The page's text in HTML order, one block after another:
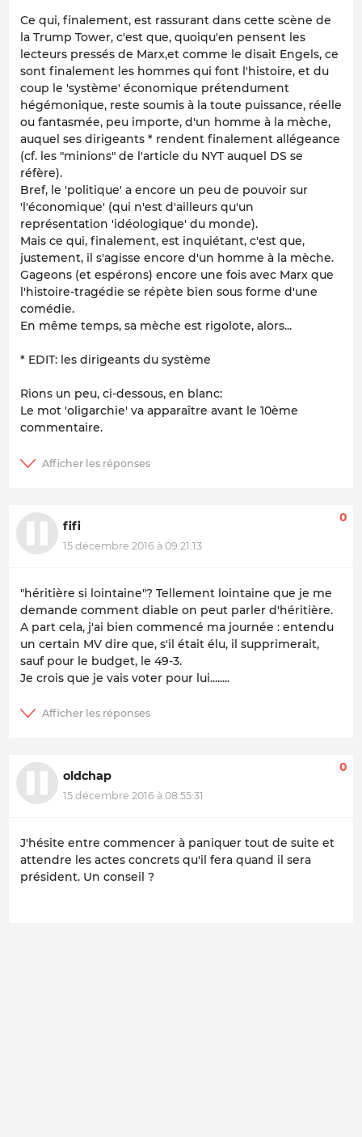
Ce qui, finalement, est rassurant dans cette scène de
la Trump Tower, c'est que, quoiqu'en pensent les
lecteurs pressés de Marx,et comme le disait Engels, ce
sont finalement les hommes qui font l'histoire, et du
coup le 'système' économique prétendument
hégémonique, reste soumis à la toute puissance, réelle
ou fantasmée, peu importe, d'un homme à la mèche,
auquel ses dirigeants * rendent finalement allégeance
(cf. les "minions" de l'article du NYT auquel DS se
réfère).
Bref, le 'politique' a encore un peu de pouvoir sur
'l'économique' (qui n'est d'ailleurs qu'un
représentation 'idéologique' du monde).
Mais ce qui, finalement, est inquiétant, c'est que,
justement, il s'agisse encore d'un homme à la mèche.
Gageons (et espérons) encore une fois avec Marx que
l'histoire-tragédie se répète bien sous forme d'une
comédie.
En même temps, sa mèche est rigolote, alors...
* EDIT: les dirigeants du système
Rions un peu, ci-dessous, en blanc:
Le mot 'oligarchie' va apparaître avant le 10ème
commentaire.
fifi
15 décembre 2016 à 09:21:13
0
"héritière si lointaine"? Tellement lointaine que je me
demande comment diable on peut parler d'héritière.
A part cela, j'ai bien commencé ma journée : entendu
un certain MV dire que, s'il était élu, il supprimerait,
sauf pour le budget, le 49-3.
Je crois que je vais voter pour lui........
oldchap
15 décembre 2016 à 08:55:31
0
J'hésite entre commencer à paniquer tout de suite et
attendre les actes concrets qu'il fera quand il sera
président. Un conseil ?